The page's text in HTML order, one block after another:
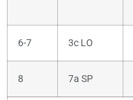
6-7 3c LO
8 7a SP